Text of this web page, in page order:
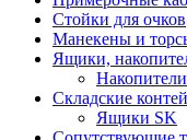
Стойки для очков
Манекены и
Ящики,
Складские
Ящики SK